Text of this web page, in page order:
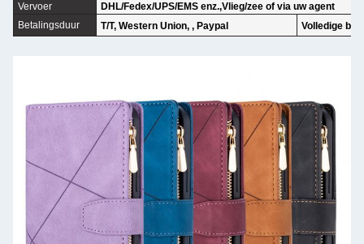
Vervoer
DHL/Fedex/UPS/EMS enz.,Vlieg/zee of via uw agent
Betalingsduur
T/T, Western Union, , Paypal Volledige